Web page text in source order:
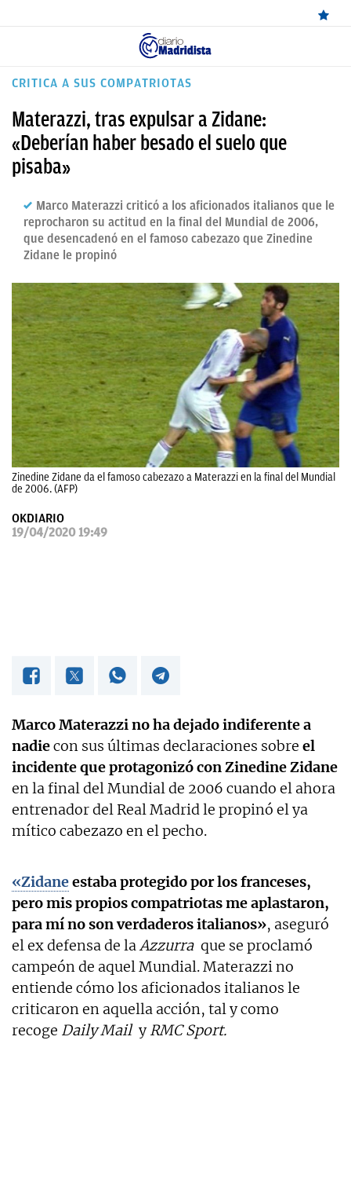
ÚLTIMAS
REAL
MADRID
CANTERA
FICHAJES
DIRECTO
FEMENINO
PAPARAZZI
OKDIARIO
CRITICA A SUS COMPATRIOTAS
Materazzi, tras expulsar a Zidane:
«Deberían haber besado el suelo que
pisaba»
Marco Materazzi criticó a los aficionados italianos que le
reprocharon su actitud en la final del Mundial de 2006,
que desencadenó en el famoso cabezazo que Zinedine
Zidane le propinó
Zinedine Zidane da el famoso cabezazo a Materazzi en la final del Mundial
de 2006. (AFP)
OKDIARIO
19/04/2020 19:49
Marco Materazzi no ha dejado indiferente a
nadiecon sus últimas declaraciones sobre el
incidente que protagonizó con Zinedine Zidane
en la final del Mundial de 2006 cuando el ahora
entrenador del Real Madrid le propinó el ya
mítico cabezazo en el pecho.
«Zidaneestaba protegido por los franceses,
pero mis propios compatriotas me aplastaron,
para mí no son verdaderos italianos», aseguró
el ex defensa de laAzzurra que se proclamó
campeón de aquel Mundial. Materazzi no
entiende cómo los aficionados italianos le
criticaron en aquella acción, tal y como
recoge Daily Mail yRMC Sport.